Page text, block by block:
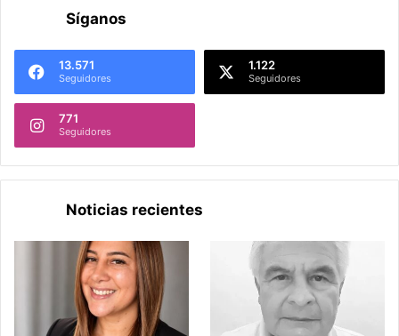
Síganos
13.571
Seguidores
1.122
Seguidores
771
Seguidores
Noticias recientes